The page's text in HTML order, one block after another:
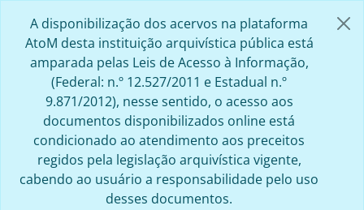
A disponibilização dos acervos na plataforma
AtoM desta instituição arquivística pública está
amparada pelas Leis de Acesso à Informação,
(Federal: n.º 12.527/2011 e Estadual n.º
9.871/2012), nesse sentido, o acesso aos
documentos disponibilizados online está
condicionado ao atendimento aos preceitos
regidos pela legislação arquivística vigente,
cabendo ao usuário a responsabilidade pelo uso
desses documentos.